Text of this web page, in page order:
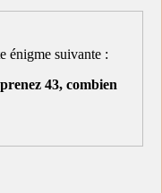
énigme suivante :
43, combien